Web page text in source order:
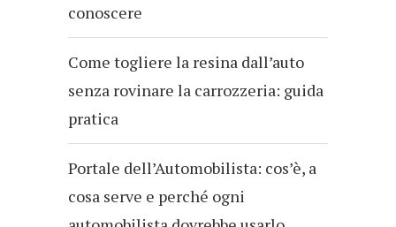
conoscere
Come togliere la resina dall’auto
senza rovinare la carrozzeria: guida
pratica
Portale dell’Automobilista: cos’è, a
cosa serve e perché ogni